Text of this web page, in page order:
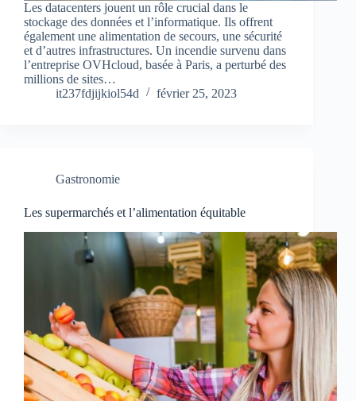
Les datacenters jouent un rôle crucial dans le
stockage des données et l’informatique. Ils offrent
également une alimentation de secours, une sécurité
et d’autres infrastructures. Un incendie survenu dans
l’entreprise OVHcloud, basée à Paris, a perturbé des
millions de sites…
it237fdjijkiol54d
février 25, 2023
Gastronomie
Les supermarchés et l’alimentation équitable